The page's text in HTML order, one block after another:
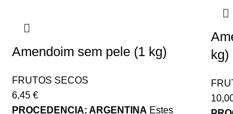
Amendoim sem pele (1 kg)
FRUTOS SECOS
6,45 €
PROCEDENCIA: ARGENTINA Estes
kg)